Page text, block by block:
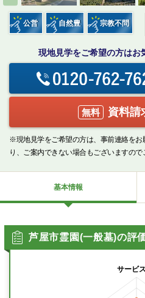
公営 自然豊 宗教不問
現地見学をご希望の方はお
無料 資料請
※現地見学をご希望の方は、事前連絡をお
り、ご案内できない場合もございますので
基本情報
芦屋市霊園(一般墓)の評